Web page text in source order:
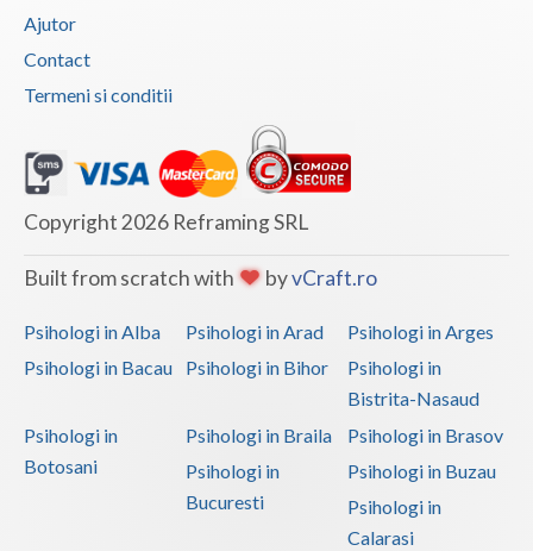
Ajutor
Contact
Termeni si conditii
Copyright 2026 Reframing SRL
Built from scratch with byvCraft.ro
Psihologi in Alba Psihologi in Arad
Psihologi in Arges
Psihologi in Bacau
Psihologi in Bihor
Psihologi in
Bistrita-Nasaud
Psihologi in
Botosani
Psihologi in Braila
Psihologi in Brasov
Psihologi in
Bucuresti
Psihologi in Buzau
Psihologi in
Calarasi